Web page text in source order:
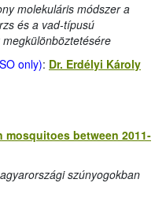
molekuláris módszer a
és a vad-típusú
only): Dr. Erdélyi Károly
between 2011-
szúnyogokban